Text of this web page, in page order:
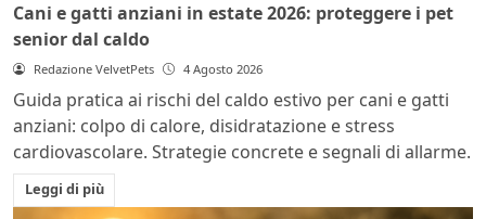
Cani e gatti anziani in estate 2026: proteggere i pet
senior dal caldo
Redazione VelvetPets 4 Agosto 2026
Guida pratica ai rischi del caldo estivo per cani e gatti
anziani: colpo di calore, disidratazione e stress
cardiovascolare. Strategie concrete e segnali di allarme.
Leggi di più